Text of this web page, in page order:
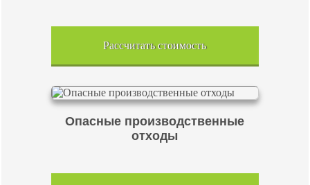
Рассчитать стоимость
Опасные производственные
отходы